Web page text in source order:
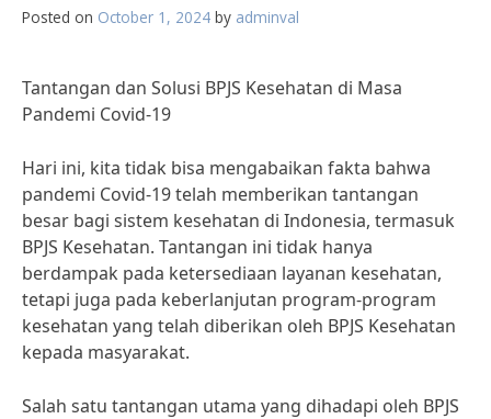
Posted on October 1, 2024 by adminval
Tantangan dan Solusi BPJS Kesehatan di Masa
Pandemi Covid-19
Hari ini, kita tidak bisa mengabaikan fakta bahwa
pandemi Covid-19 telah memberikan tantangan
besar bagi sistem kesehatan di Indonesia, termasuk
BPJS Kesehatan. Tantangan ini tidak hanya
berdampak pada ketersediaan layanan kesehatan,
tetapi juga pada keberlanjutan program-program
kesehatan yang telah diberikan oleh BPJS Kesehatan
kepada masyarakat.
Salah satu tantangan utama yang dihadapi oleh BPJS